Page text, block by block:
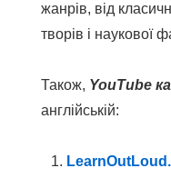
жанрів, від
творів і наукової
Також, YouTube
англійській:
LearnOutLoud.